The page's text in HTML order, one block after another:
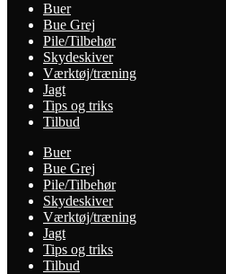
Buer
Bue Grej
Pile/Tilbehør
Skydeskiver
Værktøj/træning
Jagt
Tips og triks
Tilbud
Buer
Bue Grej
Pile/Tilbehør
Skydeskiver
Værktøj/træning
Jagt
Tips og triks
Tilbud